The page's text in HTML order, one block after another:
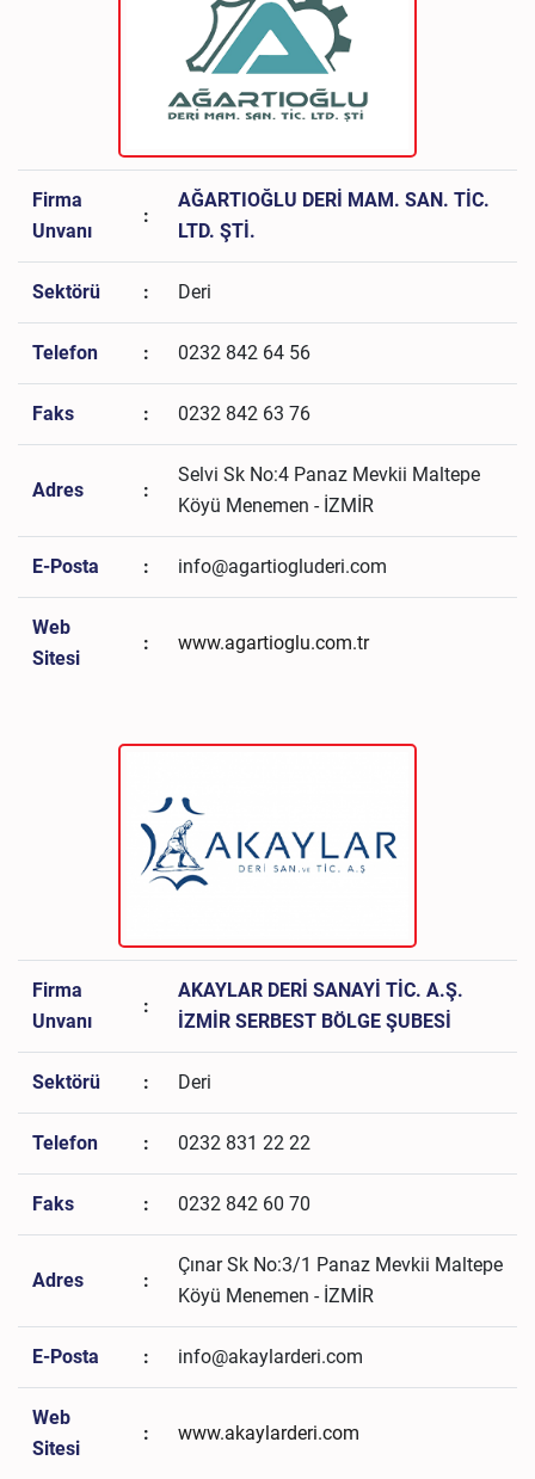
Firma
Unvanı
:
AĞARTIOĞLU DERİ MAM. SAN. TİC.
LTD. ŞTİ.
Sektörü : Deri
Telefon : 0232 842 64 56
Faks : 0232 842 63 76
Adres :
Selvi Sk No:4 Panaz Mevkii Maltepe
Köyü Menemen - İZMİR
E-Posta : info@agartiogluderi.com
Web
Sitesi
: www.agartioglu.com.tr
Firma
Unvanı
:
AKAYLAR DERİ SANAYİ TİC. A.Ş.
İZMİR SERBEST BÖLGE ŞUBESİ
Sektörü : Deri
Telefon : 0232 831 22 22
Faks : 0232 842 60 70
Adres :
Çınar Sk No:3/1 Panaz Mevkii Maltepe
Köyü Menemen - İZMİR
E-Posta : info@akaylarderi.com
Web
Sitesi
: www.akaylarderi.com